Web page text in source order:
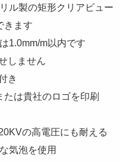
ル製の矩形クリアビュー
きます
1.0mm/m以内です
しません
き
は貴社のロゴを印刷
の高電圧にも耐える
気泡を使用